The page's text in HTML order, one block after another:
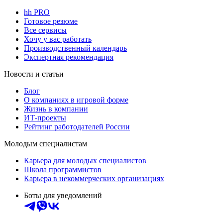
hh PRO
Готовое резюме
Все сервисы
Хочу у вас работать
Производственный календарь
Экспертная рекомендация
Новости и статьи
Блог
О компаниях в игровой форме
Жизнь в компании
ИТ-проекты
Рейтинг работодателей России
Молодым специалистам
Карьера для молодых специалистов
Школа программистов
Карьера в некоммерческих организациях
Боты для уведомлений